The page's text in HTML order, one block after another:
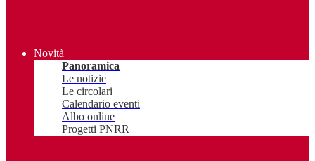
Novità
Panoramica
Le notizie
Le circolari
Calendario eventi
Albo online
Progetti PNRR